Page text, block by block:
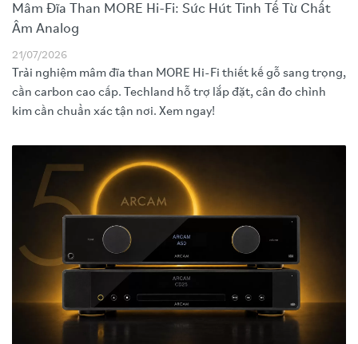
Mâm Đĩa Than MORE Hi-Fi: Sức Hút Tinh Tế Từ Chất
Âm Analog
21/07/2026
Trải nghiệm mâm đĩa than MORE Hi-Fi thiết kế gỗ sang trọng,
cần carbon cao cấp. Techland hỗ trợ lắp đặt, cân đo chỉnh
kim cần chuẩn xác tận nơi. Xem ngay!